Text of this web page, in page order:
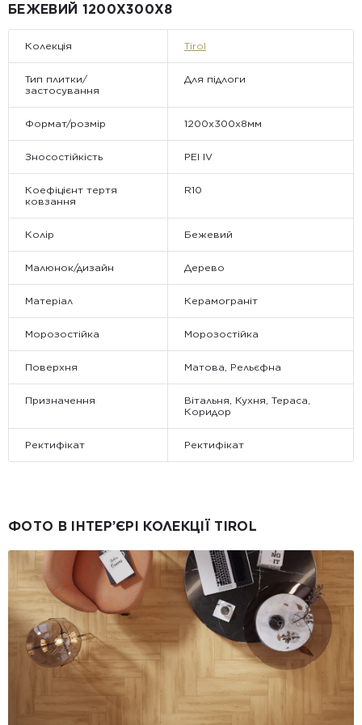
неділю та святкові дні замовлення не обробляються та не
БЕЖЕВИЙ 1200Х300X8
Колекція Tirol
Тип плитки/
застосування
Для підлоги
Формат/розмір 1200х300х8мм
Зносостійкість PEI IV
Коефіцієнт тертя
ковзання
R10
Колір Бежевий
Малюнок/дизайн Дерево
Матеріал Керамограніт
Морозостійка Морозостійка
Поверхня Матова, Рельєфна
Призначення
Вітальня, Кухня, Тераса,
Коридор
Ректифікат Ректифікат
ФОТО В ІНТЕР’ЄРІ КОЛЕКЦІЇ TIROL